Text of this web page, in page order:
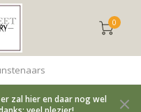
0
zal hier en daar nog wel